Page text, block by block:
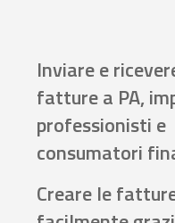
Inviare e
fatture a PA,
professionisti e
consumatori
Creare le